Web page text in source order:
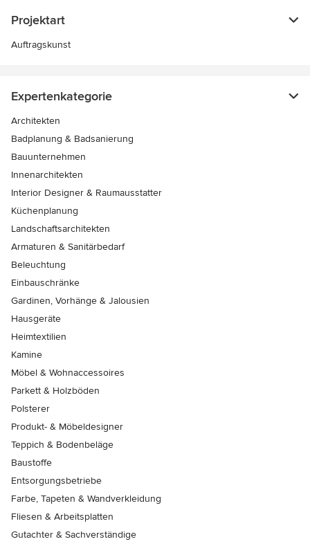
Projektart
Auftragskunst
Expertenkategorie
Architekten
Badplanung & Badsanierung
Bauunternehmen
Innenarchitekten
Interior Designer & Raumausstatter
Küchenplanung
Landschaftsarchitekten
Armaturen & Sanitärbedarf
Beleuchtung
Einbauschränke
Gardinen, Vorhänge & Jalousien
Hausgeräte
Heimtextilien
Kamine
Möbel & Wohnaccessoires
Parkett & Holzböden
Polsterer
Produkt- & Möbeldesigner
Teppich & Bodenbeläge
Baustoffe
Entsorgungsbetriebe
Farbe, Tapeten & Wandverkleidung
Fliesen & Arbeitsplatten
Gutachter & Sachverständige